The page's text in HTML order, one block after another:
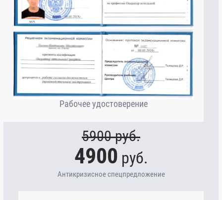
Рабочее удостоверение
5900руб.
4900 руб.
Антикризисное спецпредложение